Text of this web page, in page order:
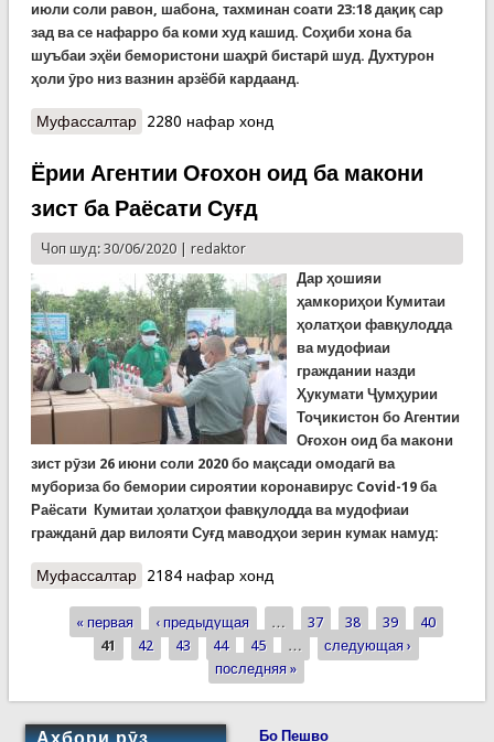
июли соли равон, шабона, тахминан соати 23:18 дақиқ сар
зад ва се нафарро ба коми худ кашид. Соҳиби хона ба
шуъбаи эҳёи бемористони шаҳрӣ бистарӣ шуд. Духтурон
ҳоли ӯро низ вазнин арзёбӣ кардаанд.
Муфассалтаро Ҳалокати модар ва ду тифлаш дар сӯхтори
2280 нафар хонд
Ёрии Агентии Оғохон оид ба макони
зист ба Раёсати Суғд
Чоп шуд: 30/06/2020 | redaktor
Дар ҳошияи
ҳамкориҳои Кумитаи
ҳолатҳои фавқулодда
ва мудофиаи
граждании назди
Ҳукумати Ҷумҳурии
Тоҷикистон бо Агентии
Оғохон оид ба макони
зист рӯзи 26 июни соли 2020 бо мақсади омодагӣ ва
мубориза бо бемории сироятии коронавирус Covid-19 ба
Раёсати Кумитаи ҳолатҳои фавқулодда ва мудофиаи
гражданӣ дар вилояти Суғд маводҳои зерин кумак намуд:
Муфассалтаро Ёрии Агентии Оғохон оид ба макони зист ба
2184 нафар хонд
Страницы
« первая ‹ предыдущая … 37 38 39
40
41
42 43 44 45 …
следующая ›
последняя »
Бо Пешво